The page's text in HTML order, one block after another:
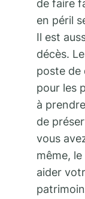
de faire
en péril
Il est
décès.
poste de
pour les
à
de
vous
même,
aider